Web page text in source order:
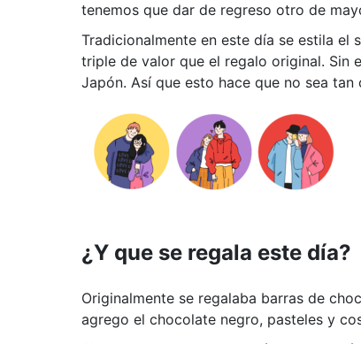
tenemos que dar de regreso otro de
Tradicionalmente en este día se estila el
triple de valor que el regalo original. Sin
Japón. Así que esto hace que no sea
¿Y que se regala este día?
Originalmente se regalaba barras de
agrego el chocolate negro, pasteles y